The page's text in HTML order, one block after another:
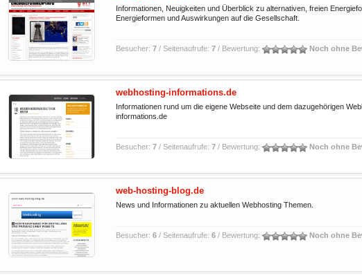
Informationen, Neuigkeiten und Überblick zu alternativen, freien
Energieformen und Auswirkungen auf die Gesellschaft.
Besucher: 7/ Seitenaufrufe: 7/ Bewertung: Noch ohne
webhosting-informations.de
Informationen rund um die eigene Webseite und dem dazugehörigen
informations.de
Besucher: 7/ Seitenaufrufe: 7/ Bewertung: Noch ohne
web-hosting-blog.de
News und Informationen zu aktuellen Webhosting Themen.
Besucher: 6/ Seitenaufrufe: 6/ Bewertung: Noch ohne